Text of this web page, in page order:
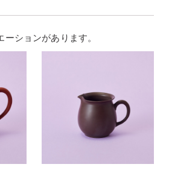
ションがあります。